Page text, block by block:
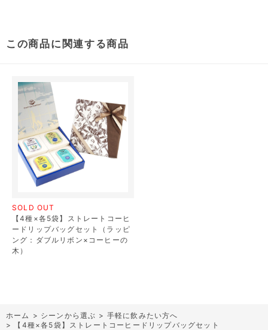
この商品に関連する商品
SOLD OUT
【4種×各5袋】ストレートコーヒ
ードリップバッグセット（ラッピ
ング：ダブルリボン×コーヒーの
木）
ホーム > シーンから選ぶ > 手軽に飲みたい方へ
>
【4種×各5袋】ストレートコーヒードリップバッグセット